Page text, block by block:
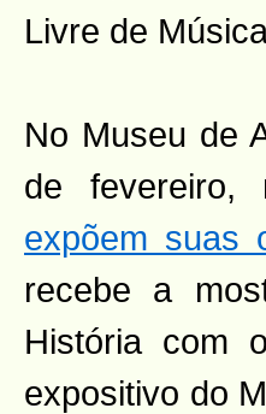
Livre de
No Museu de
de
expõem suas
recebe a
História com
expositivo do